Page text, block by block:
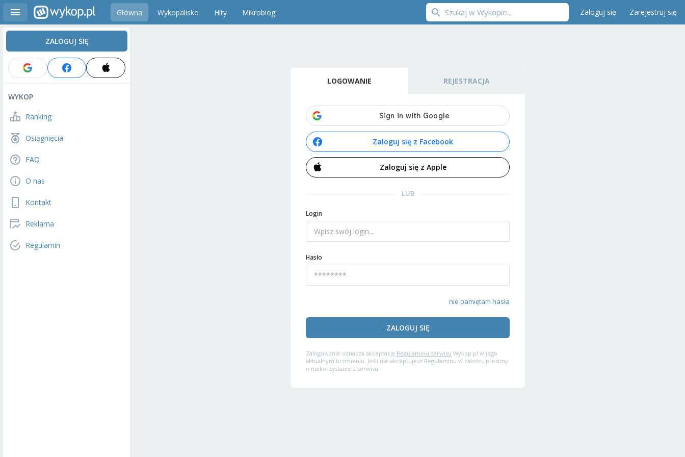
Główna Wykopalisko Hity Mikroblog Zaloguj się Zarejestruj się
ZALOGUJ SIĘ
WYKOP
Ranking
Osiągnięcia
FAQ
O nas
Kontakt
Reklama
Regulamin
LOGOWANIE REJESTRACJA
Zaloguj się z Facebook
Zaloguj się z Apple
LUB
Login
Hasło
nie pamiętam hasła
ZALOGUJ SIĘ
Zalogowanie oznacza akceptację Regulaminu serwisu Wykop.pl w jego
aktualnym brzmieniu. Jeśli nie akceptujesz Regulaminu w całości, prosimy
o niekorzystanie z serwisu.